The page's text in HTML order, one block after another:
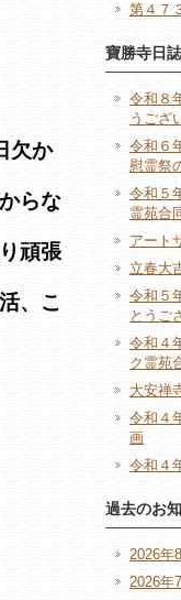
欠か
らな
頑張
、こ
第４７
寶勝寺日
令和８
うござ
令和６
慰霊祭
令和５
霊苑合
アート
立春大
令和５
とうご
令和４
ク霊苑
大安禅
令和４
画
令和４
過去のお
2026年
2026年